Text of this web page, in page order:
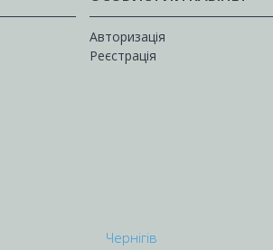
Авторизація
Реєстрація
Чернігів